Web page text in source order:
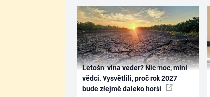
Letošní vlna veder? Nic moc, míní
vědci. Vysvětlili, proč rok 2027
bude zřejmě daleko horší